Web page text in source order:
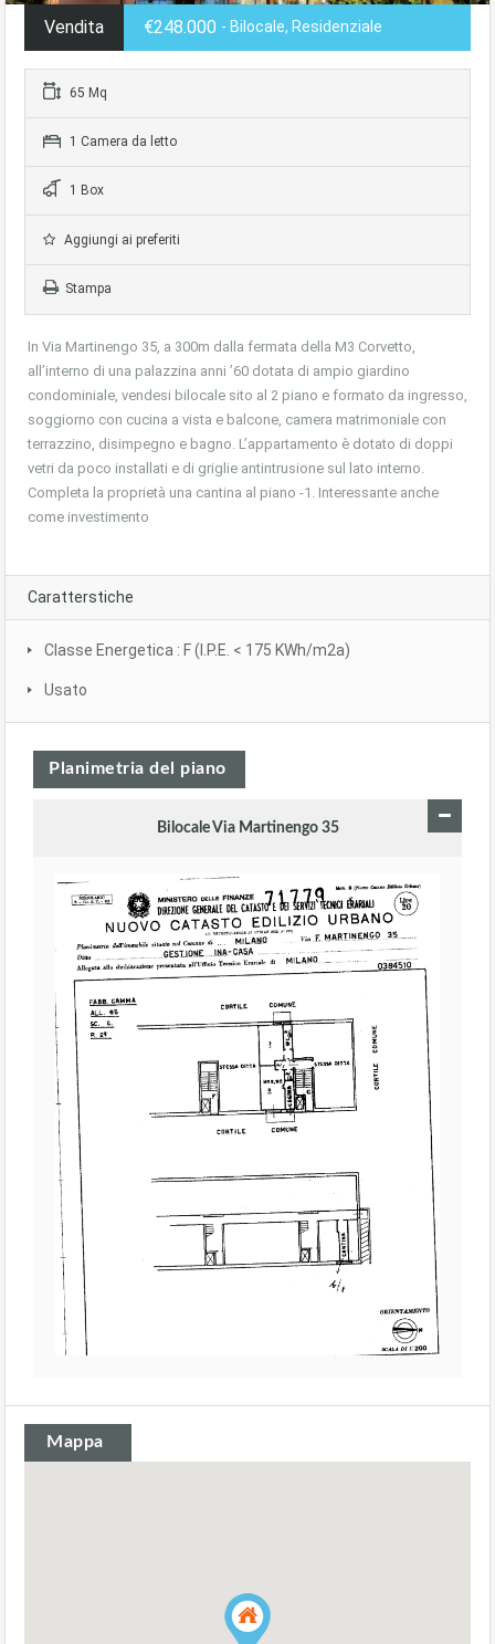
Vendita €248.000 - Bilocale, Residenziale
65 Mq
1 Camera da letto
1 Box
Aggiungi ai preferiti
Stampa
In Via Martinengo 35, a 300m dalla fermata della M3 Corvetto,
all’interno di una palazzina anni ’60 dotata di ampio giardino
condominiale, vendesi bilocale sito al 2 piano e formato da ingresso,
soggiorno con cucina a vista e balcone, camera matrimoniale con
terrazzino, disimpegno e bagno. L’appartamento è dotato di doppi
vetri da poco installati e di griglie antintrusione sul lato interno.
Completa la proprietà una cantina al piano -1. Interessante anche
come investimento
Caratterstiche
Classe Energetica : F (I.P.E. < 175 KWh/m2a)
Usato
Planimetria del piano
Bilocale Via Martinengo 35
Mappa